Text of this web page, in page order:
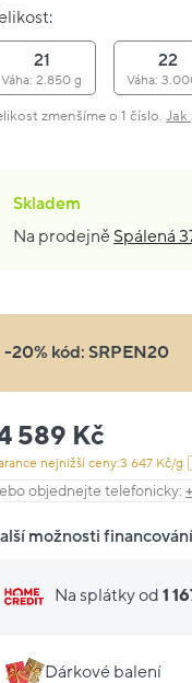
21
Váha: 2.850 g
22
Váha:
zmenšíme o 1 číslo.Jak
Skladem
Na prodejně Spálená
-20% kód:SRPEN20
589 Kč
nejnižší ceny:3 647 Kč/g
objednejte telefonicky:
možnosti
Na splátky od1
Dárkové balení